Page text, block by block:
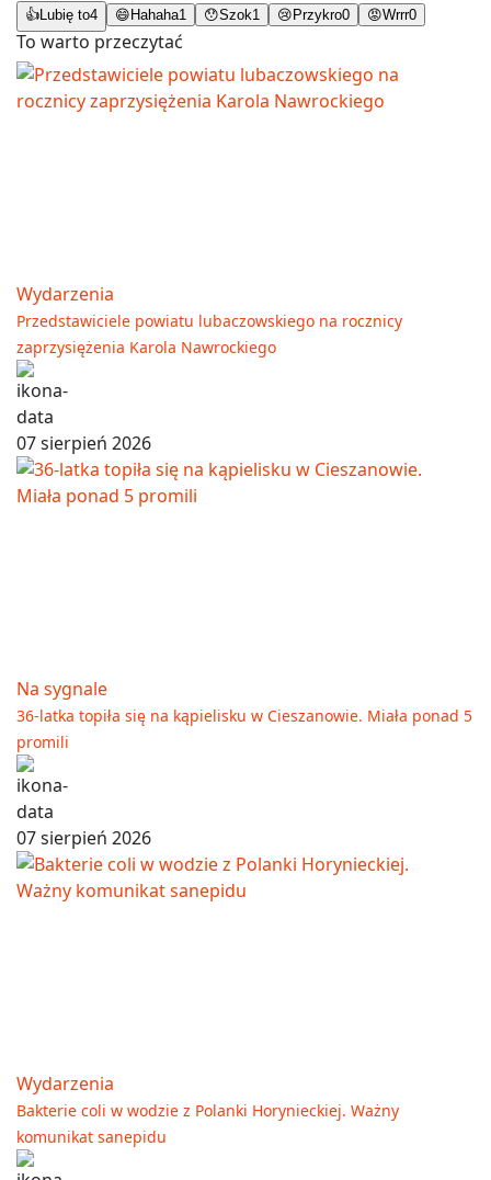
👍 Lubię to4 😄 Hahaha1 😯Szok1 😢 Przykro0 😡Wrrr0
To warto przeczytać
Wydarzenia
Przedstawiciele powiatu lubaczowskiego na rocznicy
zaprzysiężenia Karola Nawrockiego
07 sierpień 2026
Na sygnale
36-latka topiła się na kąpielisku w Cieszanowie. Miała ponad 5
promili
07 sierpień 2026
Wydarzenia
Bakterie coli w wodzie z Polanki Horynieckiej. Ważny
komunikat sanepidu